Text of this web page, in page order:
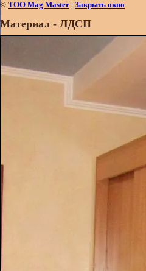
© ТОО Mag Master | Закрыть окно
Материал - ЛДСП